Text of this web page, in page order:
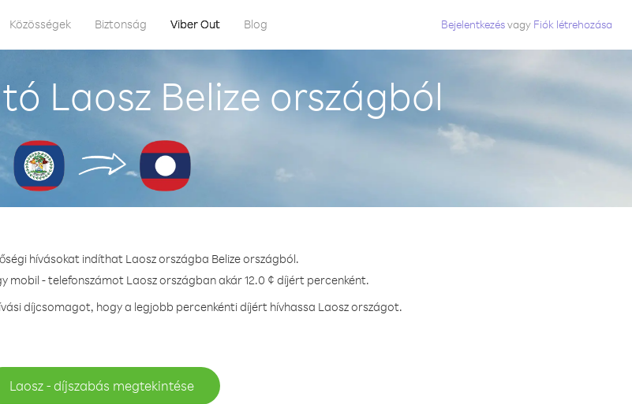
Közösségek Biztonság Viber Out Blog Bejelentkezésvagy Fiók létrehozása
Laosz Belize országból
hívásokat indíthat Laosz országba Belize országból.
mobil - telefonszámot Laosz országban akár 12.0 ¢ díjért percenként.
díjcsomagot, hogy a legjobb percenkénti díjért hívhassa Laosz országot.
Laosz - díjszabás megtekintése